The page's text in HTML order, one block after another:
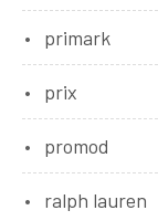
primark
prix
promod
ralph lauren